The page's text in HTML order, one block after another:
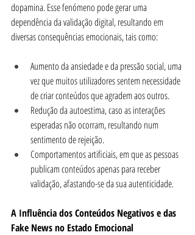
dopamina. Esse fenómeno pode gerar uma
dependência da validação digital, resultando em
diversas consequências emocionais, tais como:
Aumento da ansiedade e da pressão social, uma
vez que muitos utilizadores sentem necessidade
de criar conteúdos que agradem aos outros.
Redução da autoestima, caso as interações
esperadas não ocorram, resultando num
sentimento de rejeição.
Comportamentos artificiais, em que as pessoas
publicam conteúdos apenas para receber
validação, afastando-se da sua autenticidade.
A Influência dos Conteúdos Negativos e das
Fake News no Estado Emocional